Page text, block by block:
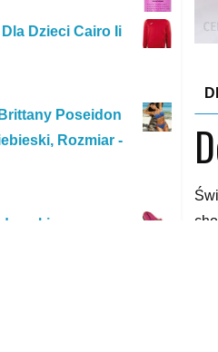
Dzieci Cairo Ii
Poseidon
Rozmiar -
z